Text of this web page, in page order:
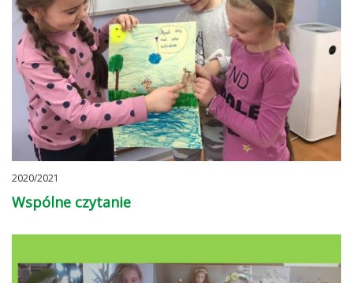
2020/2021
Wspólne czytanie